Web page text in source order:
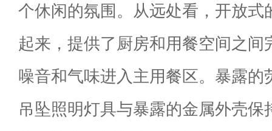
个休闲的氛围。从远处看，开放式
起来，提供了厨房和用餐空间之间
噪音和气味进入主用餐区。暴露的
吊坠照明灯具与暴露的金属外壳保